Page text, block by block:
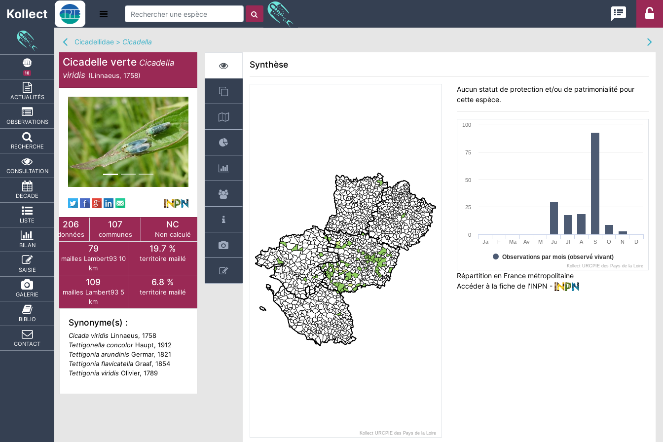
speaker_notes
Kollect
16
ACTUALITÉS
OBSERVATIONS
RECHERCHE
CONSULTATION
DECADE
LISTE
BILAN
SAISIE
GALERIE
BIBLIO
CONTACT
Cicadellidae > Cicadella
Cicadelle verte Cicadella
viridis (Linnaeus, 1758)
206
données
107
communes
NC
Non calculé
79
mailles Lambert93 10
km
19.7 %
territoire maillé
109
mailles Lambert93 5
km
6.8 %
territoire maillé
Synonyme(s) :
Cicada viridisLinnaeus, 1758
Tettigonella concolorHaupt, 1912
Tettigonia arundinisGermar, 1821
Tettigonia flavicatellaGraaf, 1854
Tettigonia viridisOlivier, 1789
Synthèse
Kollect URCPIE des Pays de la Loire
Aucun statut de protection et/ou de patrimonialité pour
cette espèce.
Observations par mois (observé vivant)
Ja F Ma Av M Ju Jl A S O N D
0
25
50
75
100
Kollect URCPIE des Pays de la Loire
Répartition en France métropolitaine
Accéder à la fiche de l'INPN -